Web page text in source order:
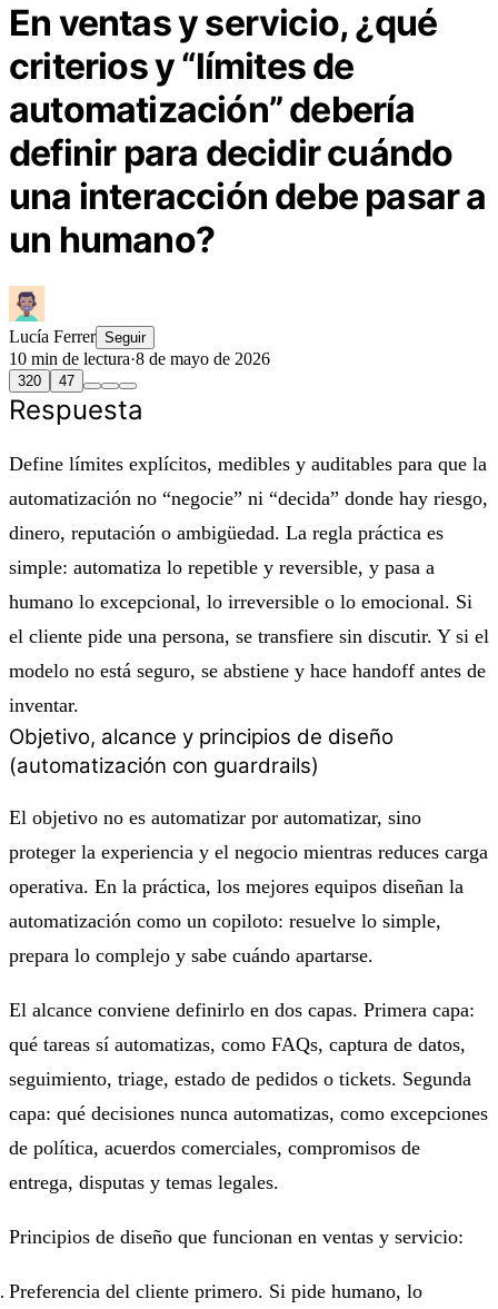
En ventas y servicio, ¿qué
criterios y “límites de
automatización” debería
definir para decidir cuándo
una interacción debe pasar a
un humano?
Lucía Ferrer Seguir
10 min de lectura·8 de mayo de 2026
320 47
Respuesta
Define límites explícitos, medibles y auditables para que la
automatización no “negocie” ni “decida” donde hay riesgo,
dinero, reputación o ambigüedad. La regla práctica es
simple: automatiza lo repetible y reversible, y pasa a
humano lo excepcional, lo irreversible o lo emocional. Si
el cliente pide una persona, se transfiere sin discutir. Y si el
modelo no está seguro, se abstiene y hace handoff antes de
inventar.
Objetivo, alcance y principios de diseño
(automatización con guardrails)
El objetivo no es automatizar por automatizar, sino
proteger la experiencia y el negocio mientras reduces carga
operativa. En la práctica, los mejores equipos diseñan la
automatización como un copiloto: resuelve lo simple,
prepara lo complejo y sabe cuándo apartarse.
El alcance conviene definirlo en dos capas. Primera capa:
qué tareas sí automatizas, como FAQs, captura de datos,
seguimiento, triage, estado de pedidos o tickets. Segunda
capa: qué decisiones nunca automatizas, como excepciones
de política, acuerdos comerciales, compromisos de
entrega, disputas y temas legales.
Principios de diseño que funcionan en ventas y servicio:
Preferencia del cliente primero. Si pide humano, lo